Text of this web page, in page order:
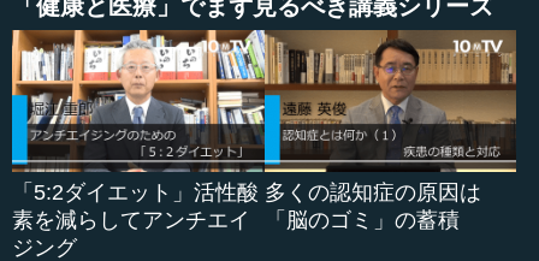
でするものでしたが、そこから発想がスタートしました。
だいたい、10年ちょっと前にはほぼ現在のプロトタイプ
が完成しました。臓器の特徴から前立腺がんというのは、
非常に応用しやすいということもあり、最初は泌尿器から
普及が進みました。
●ダヴィンチのメリット
「健康と医療」でまず見るべき講義シリーズ
「5:2ダイエット」活性酸
素を減らしてアンチエイ
ジング
多くの認知症の原因は
「脳のゴミ」の蓄積